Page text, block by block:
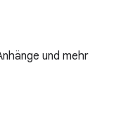
und mehr